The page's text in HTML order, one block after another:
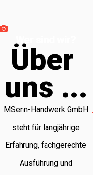
Über
uns ...
MSenn-Handwerk GmbH
steht für langjährige
Erfahrung, fachgerechte
Ausführung und